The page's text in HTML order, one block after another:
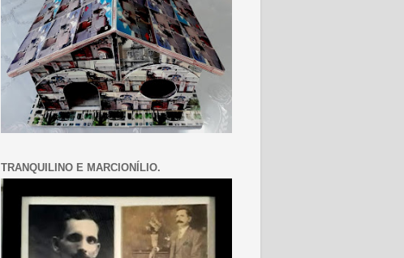
TRANQUILINO E MARCIONÍLIO.